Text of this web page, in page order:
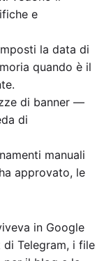
e
la data di
quando è il
di banner —
di
manuali
approvato, le
in Google
Telegram, i file